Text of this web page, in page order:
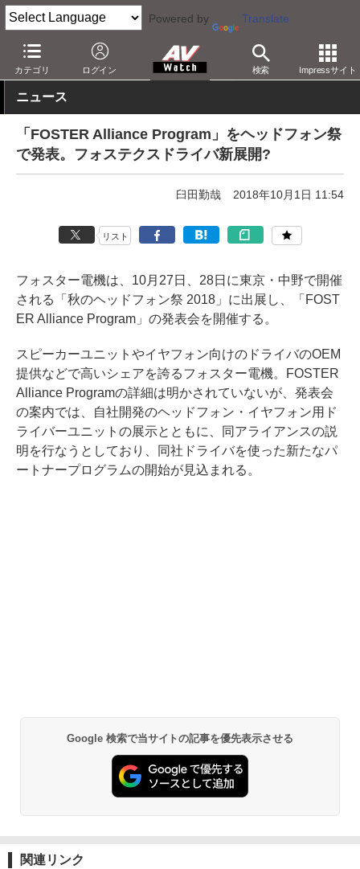
Powered by Translate
カテゴリ ログイン 検索 Impressサイト
AV Watch 製品 ヘッドフォン その他
ニュース
「FOSTER Alliance Program」をヘッドフォン祭
で発表。フォステクスドライバ新展開?
臼田勤哉 2018年10月1日 11:54
リスト
フォスター電機は、10月27日、28日に東京・中野で開催
される「秋のヘッドフォン祭 2018」に出展し、「FOST
ER Alliance Program」の発表会を開催する。
スピーカーユニットやイヤフォン向けのドライバのOEM
提供などで高いシェアを誇るフォスター電機。FOSTER
Alliance Programの詳細は明かされていないが、発表会
の案内では、自社開発のヘッドフォン・イヤフォン用ド
ライバーユニットの展示とともに、同アライアンスの説
明を行なうとしており、同社ドライバを使った新たなパ
ートナープログラムの開始が見込まれる。
Google 検索で当サイトの記事を優先表示させる
関連リンク